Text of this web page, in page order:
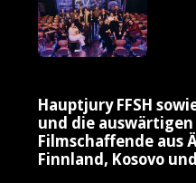
Hauptjury FFSH
und die auswärtigen
Filmschaffende aus
Finnland, Kosovo